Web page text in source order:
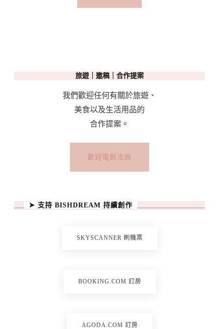
旅遊｜邀稿｜合作提案
我們歡迎任何有關於旅遊、
美食以及生活用品的
合作提案。
歡迎電郵洽詢
➤ 支持 BISHDREAM 持續創作
SKYSCANNER 刷機票
BOOKING.COM 訂房
AGODA.COM 訂房